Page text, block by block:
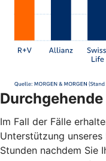
Im Fall der Fälle
Unterstützung unseres
Stunden nachdem Sie